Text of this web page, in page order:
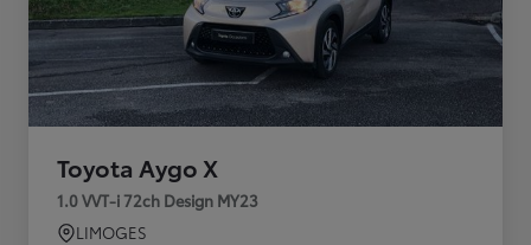
Toyota Aygo X
1.0 VVT-i 72ch Design MY23
LIMOGES